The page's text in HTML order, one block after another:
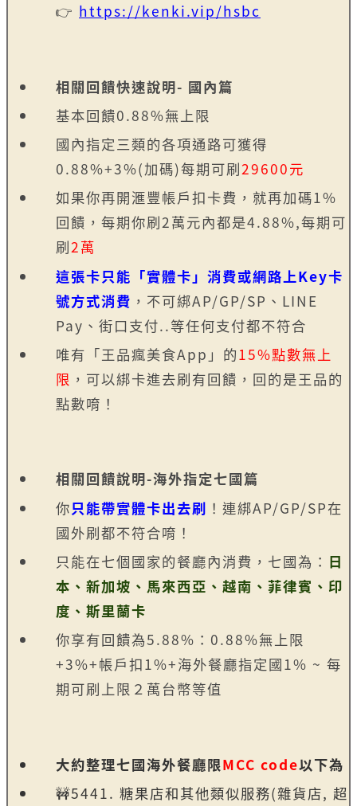
👉 https://kenki.vip/hsbc
相關回饋快速說明- 國內篇
基本回饋0.88%無上限
國內指定三類的各項通路可獲得
0.88%+3%(加碼)每期可刷29600元
如果你再開滙豐帳戶扣卡費，就再加碼1%
回饋，每期你刷2萬元內都是4.88%,每期可
刷2萬
這張卡只能「實體卡」消費或網路上Key卡
號方式消費 ，不可綁AP/GP/SP、LINE
Pay、街口支付..等任何支付都不符合
唯有「王品瘋美食App」的15%點數無上
限 ，可以綁卡進去刷有回饋，回的是王品的
點數唷！
相關回饋說明-海外指定七國篇
你只能帶實體卡出去刷 ！連綁AP/GP/SP在
國外刷都不符合唷！
只能在七個國家的餐廳內消費，七國為： 日
本、新加坡、馬來西亞、越南、菲律賓、印
度、斯里蘭卡
你享有回饋為5.88%：0.88%無上限
+3%+帳戶扣1%+海外餐廳指定國1% ~ 每
期可刷上限２萬台幣等值
大約整理七國海外餐廳限MCC code以下為
🚧5441. 糖果店和其他類似服務(雜貨店, 超